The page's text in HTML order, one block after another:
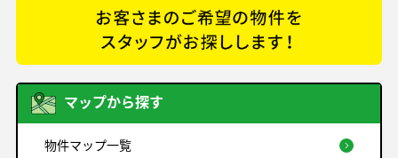
マップから探す
物件マップ一覧